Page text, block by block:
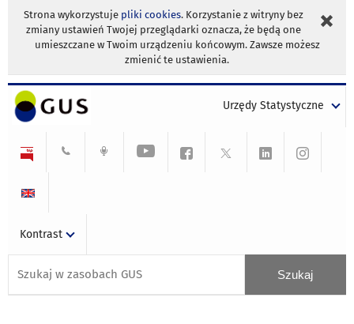
Strona wykorzystuje pliki cookies. Korzystanie z witryny bez
zmiany ustawień Twojej przeglądarki oznacza, że będą one
umieszczane w Twoim urządzeniu końcowym. Zawsze możesz
zmienić te ustawienia.
Urzędy Statystyczne
Kontrast